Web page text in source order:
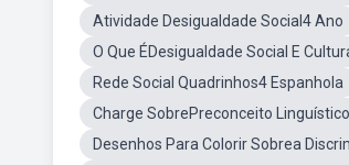
Atividade Desigualdade Social4 Ano
O Que ÉDesigualdade Social E
Rede Social Quadrinhos4 Espanhola
Charge SobrePreconceito Linguístico
Desenhos Para Colorir Sobrea